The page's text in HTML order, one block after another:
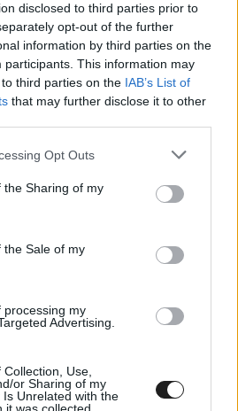
disclosed to third parties prior to
opt-out of the further
information by third parties on the
participants. This information may
third parties on the IAB’s List of
that may further disclose it to other
app uses one or more Google
usage behaviour. You may click to
Google and its third-party tags to
purposes in below Google
Opt Outs
the Sharing of my
the Sale of my
processing my
Advertising.
Use,
or Sharing of my
Unrelated with the
királyának, Stig
a hetedik győzelme ezen a
IRC-ben, ötször pedig a
versenyén. Az 1984-es